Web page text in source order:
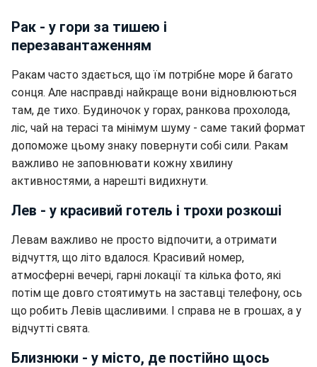
Рак - у гори за тишею і
перезавантаженням
Ракам часто здається, що їм потрібне море й багато
сонця. Але насправді найкраще вони відновлюються
там, де тихо. Будиночок у горах, ранкова прохолода,
ліс, чай на терасі та мінімум шуму - саме такий формат
допоможе цьому знаку повернути собі сили. Ракам
важливо не заповнювати кожну хвилину
активностями, а нарешті видихнути.
Лев - у красивий готель і трохи розкоші
Левам важливо не просто відпочити, а отримати
відчуття, що літо вдалося. Красивий номер,
атмосферні вечері, гарні локації та кілька фото, які
потім ще довго стоятимуть на заставці телефону, ось
що робить Левів щасливими. І справа не в грошах, а у
відчутті свята.
Близнюки - у місто, де постійно щось